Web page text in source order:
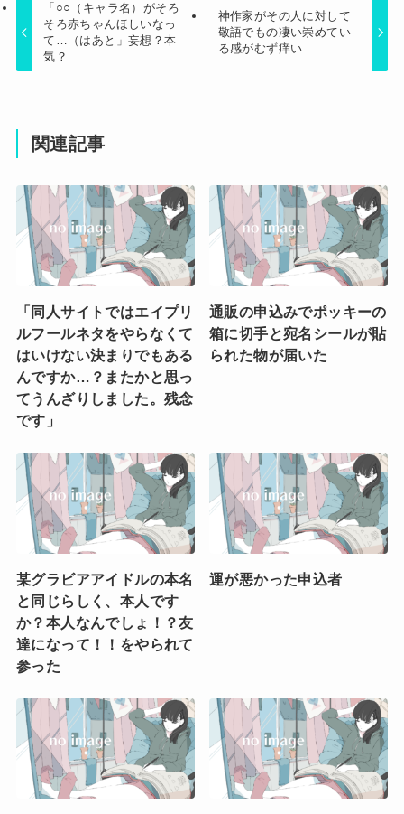
「○○（キャラ名）がそろ
そろ赤ちゃんほしいなっ
て…（はあと」妄想？本
気？
神作家がその人に対して
敬語でもの凄い崇めてい
る感がむず痒い
関連記事
「同人サイトではエイプリ
ルフールネタをやらなくて
はいけない決まりでもある
んですか…？またかと思っ
てうんざりしました。残念
です」
通販の申込みでポッキーの
箱に切手と宛名シールが貼
られた物が届いた
某グラビアアイドルの本名
と同じらしく、本人です
か？本人なんでしょ！？友
達になって！！をやられて
参った
運が悪かった申込者